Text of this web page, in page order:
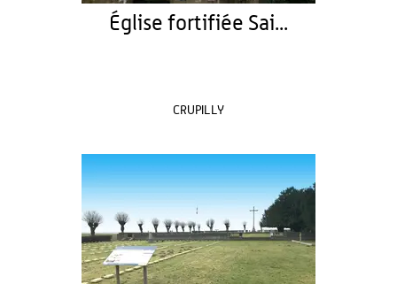
Église fortifiée Sai...
CRUPILLY